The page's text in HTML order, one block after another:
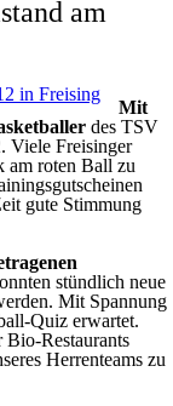
am
Mit
des TSV
Viele Freisinger
am roten Ball zu
gute Stimmung
stündlich neue
Mit Spannung
Quiz erwartet.
Bio-Restaurants
Herrenteams zu